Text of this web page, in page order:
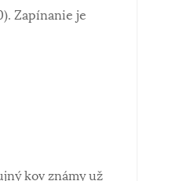
Zapínanie je
kov známy už